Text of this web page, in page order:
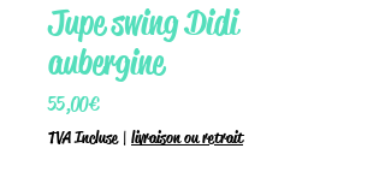
Jupe swing Didi
aubergine
55,00 €Prix
TVA Incluse| livraison ou retrait